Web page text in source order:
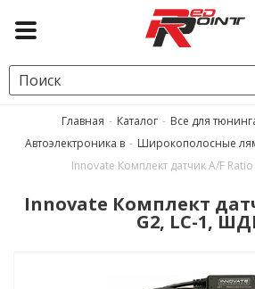
Главная - Каталог - Все для
Автоэлектроника в - Широкополосные
Innovate Комплект датчик A/F
Innovate Комплект
G2, LC-1,